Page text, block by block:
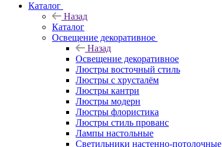
Каталог
Назад
Каталог
Освещение декоративное
Назад
Освещение декоративное
Люстры восточный стиль
Люстры с хрусталём
Люстры кантри
Люстры модерн
Люстры флористика
Люстры стиль прованс
Лампы настольные
Светильники настенно-потолочные